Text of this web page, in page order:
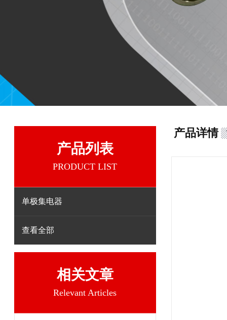
产品列表
PRODUCT LIST
单极集电器
查看全部
相关文章
Relevant Articles
产品详情